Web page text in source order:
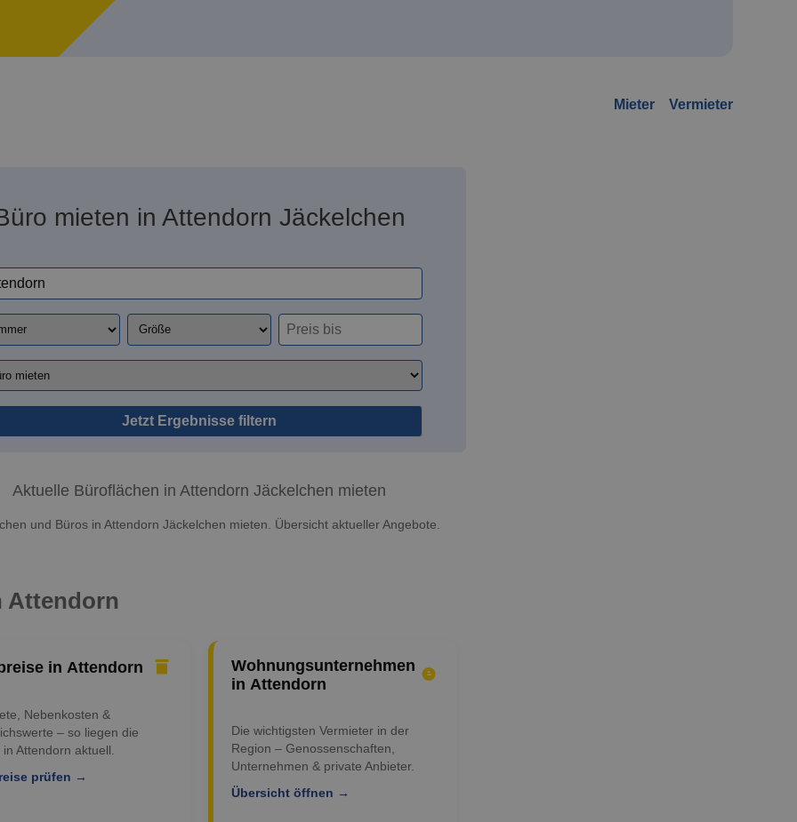
Mieter Vermieter
mieten in Attendorn Jäckelchen
Jetzt Ergebnisse filtern
Aktuelle Büroflächen in Attendorn Jäckelchen mieten
und Büros in Attendorn Jäckelchen mieten. Übersicht aktueller Angebote.
Attendorn
in Attendorn
Nebenkosten &
– so liegen die
Attendorn aktuell.
prüfen →
Wohnungsunternehmen
in Attendorn
Die wichtigsten Vermieter in der
Region – Genossenschaften,
Unternehmen & private Anbieter.
Übersicht öffnen →